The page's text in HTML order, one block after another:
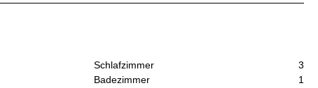
Schlafzimmer
3
Badezimmer
1